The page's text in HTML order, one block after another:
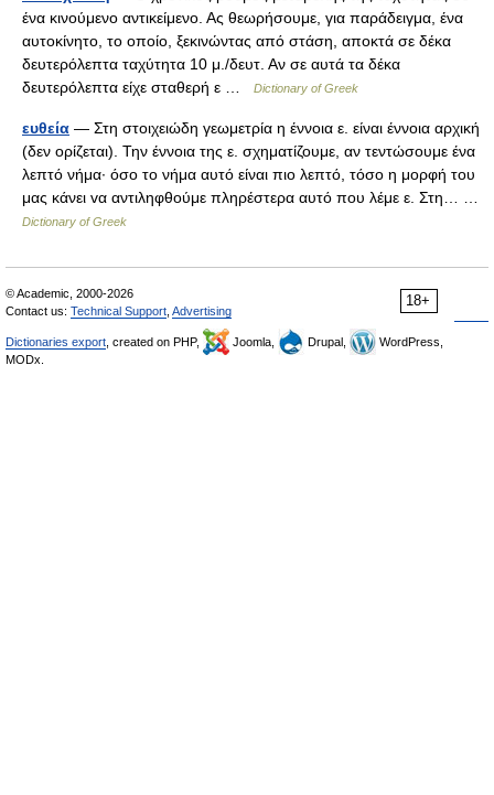
ένα κινούμενο αντικείμενο. Ας θεωρήσουμε, για παράδειγμα, ένα
αυτοκίνητο, το οποίο, ξεκινώντας από στάση, αποκτά σε δέκα
δευτερόλεπτα ταχύτητα 10 μ./δευτ. Αν σε αυτά τα δέκα
δευτερόλεπτα είχε σταθερή ε …
Dictionary of Greek
ευθεία — Στη στοιχειώδη γεωμετρία η έννοια ε. είναι έννοια αρχική
(δεν ορίζεται). Την έννοια της ε. σχηματίζουμε, αν τεντώσουμε ένα
λεπτό νήμα· όσο το νήμα αυτό είναι πιο λεπτό, τόσο η μορφή του
μας κάνει vα αντιληφθούμε πληρέστερα αυτό που λέμε ε. Στη… …
Dictionary of Greek
18+
© Academic, 2000-2026
Contact us: Technical Support Advertising
Dictionaries export , created on PHP, Joomla, Drupal,
WordPress,
MODx.